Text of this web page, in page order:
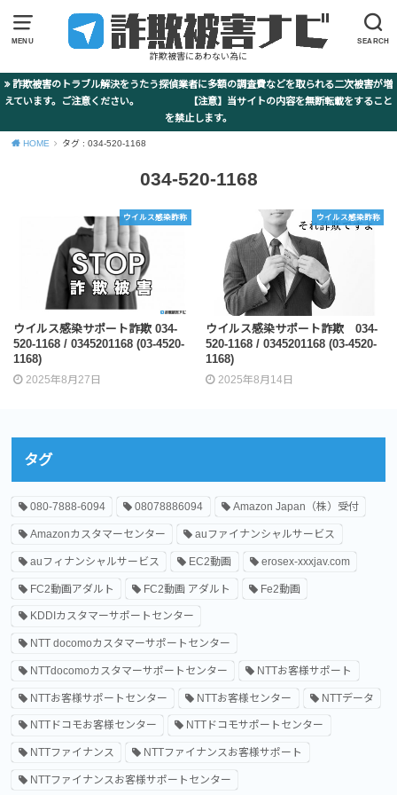
MENU SEARCH
詐欺被害にあわない為に
詐欺被害のトラブル解決をうたう探偵業者に多額の調査費などを取られる二次被害が増
えています。ご注意ください。 【注意】当サイトの内容を無断転載をすること
を禁止します。
HOME タグ : 034-520-1168
034-520-1168
ウイルス感染詐称
ウイルス感染サポート詐欺 034-
520-1168 / 0345201168 (03-4520-
1168)
2025年8月27日
ウイルス感染詐称
ウイルス感染サポート詐欺 034-
520-1168 / 0345201168 (03-4520-
1168)
2025年8月14日
タグ
080-7888-6094 08078886094 Amazon Japan（株）受付
Amazonカスタマーセンター auファイナンシャルサービス
auフィナンシャルサービス EC2動画 erosex-xxxjav.com
FC2動画アダルト FC2動画 アダルト Fe2動画
KDDIカスタマーサポートセンター
NTT docomoカスタマーサポートセンター
NTTdocomoカスタマーサポートセンター NTTお客様サポート
NTTお客様サポートセンター NTTお客様センター NTTデータ
NTTドコモお客様センター NTTドコモサポートセンター
NTTファイナンス NTTファイナンスお客様サポート
NTTファイナンスお客様サポートセンター